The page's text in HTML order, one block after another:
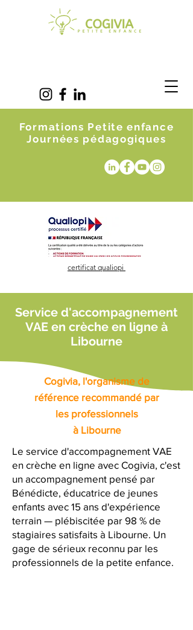
Formations Petite enfance
Journées pédagogiques
certificat qualiopi
Service d'accompagnement
VAE en crèche en ligne à
Libourne
Cogivia, l'organisme de
référence recommandé par
les professionnels
à Libourne
Le service d'accompagnement VAE
en crèche en ligne avec Cogivia, c'est
un accompagnement pensé par
Bénédicte, éducatrice de jeunes
enfants avec 15 ans d'expérience
terrain — plébiscitée par 98 % de
stagiaires satisfaits à Libourne. Un
gage de sérieux reconnu par les
professionnels de la petite enfance.